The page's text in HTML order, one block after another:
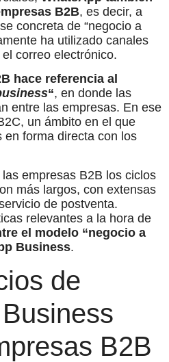
B2B, es decir, a
concreta de “negocio a
ha utilizado canales
correo electrónico.
hace referencia al
“, en donde las
entre las empresas. En ese
un ámbito en el que
en forma directa con los
empresas B2B los ciclos
más largos, con extensas
de postventa.
relevantes a la hora de
el modelo “negocio a
Business.
de
B2B